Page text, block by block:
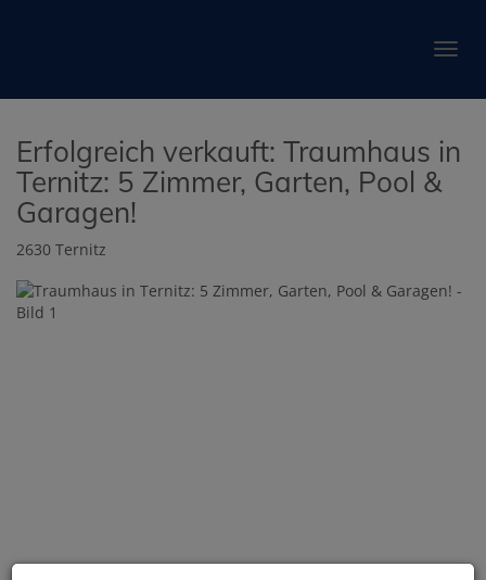
Erfolgreich verkauft: Traumhaus in
Ternitz: 5 Zimmer, Garten, Pool &
Garagen!
2630 Ternitz